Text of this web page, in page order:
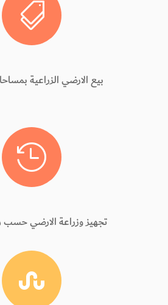

بيع الارضي الزراعية

تجهيز وزراعة الارضي حسب
